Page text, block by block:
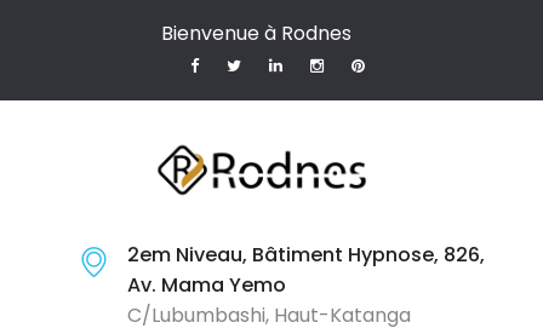
Bienvenue à Rodnes
2em Niveau, Bâtiment Hypnose, 826,
Av. Mama Yemo
C/Lubumbashi, Haut-Katanga